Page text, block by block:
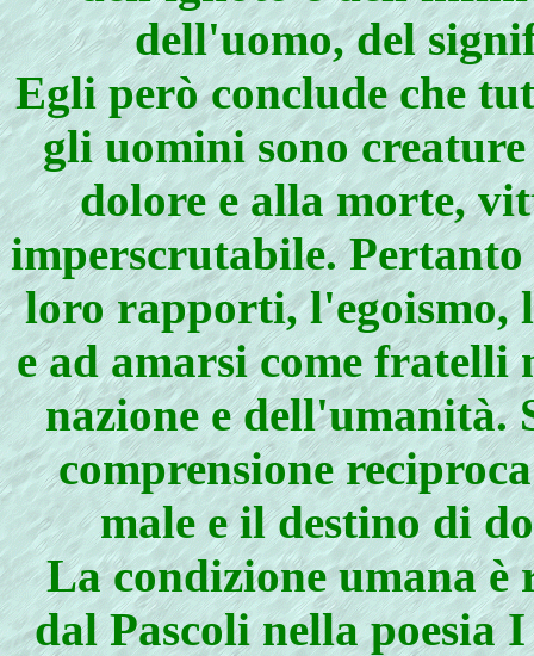
dell'uomo, del
Egli però conclude che
gli uomini sono
dolore e alla morte,
imperscrutabile.
loro rapporti, l'egoismo,
e ad amarsi come
nazione e dell'umanità.
comprensione
male e il destino di
La condizione umana è
dal Pascoli nella poesia